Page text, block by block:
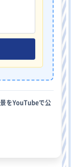
をYouTubeで公